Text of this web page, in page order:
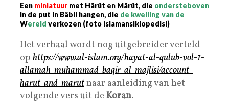
Een miniatuur met Hârût en Mârût, die ondersteboven
in de put in Bâbil hangen, die de kwelling van de
Wereld verkozen (foto islamansiklopedisi)
Het verhaal wordt nog uitgebreider verteld
op https://www.al-islam.org/hayat-al-qulub-vol-1-
allamah-muhammad-baqir-al-majlisi/account-
harut-and-marutnaar aanleiding van het
volgende vers uit de Koran.